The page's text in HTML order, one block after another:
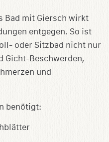
Bad mit Giersch wirkt
entgegen. So ist
oder Sitzbad nicht nur
Gicht-Beschwerden,
und
benötigt: